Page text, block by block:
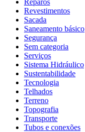
Revestimentos
Sacada
Saneamento básico
Segurança
Sem categoria
Serviços
Sistema Hidráulico
Sustentabilidade
Tecnologia
Telhados
Terreno
Topografia
Transporte
Tubos e conexões